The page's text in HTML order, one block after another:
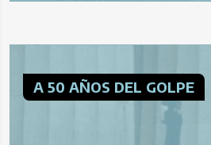
A 50 AÑOS DEL GOLPE